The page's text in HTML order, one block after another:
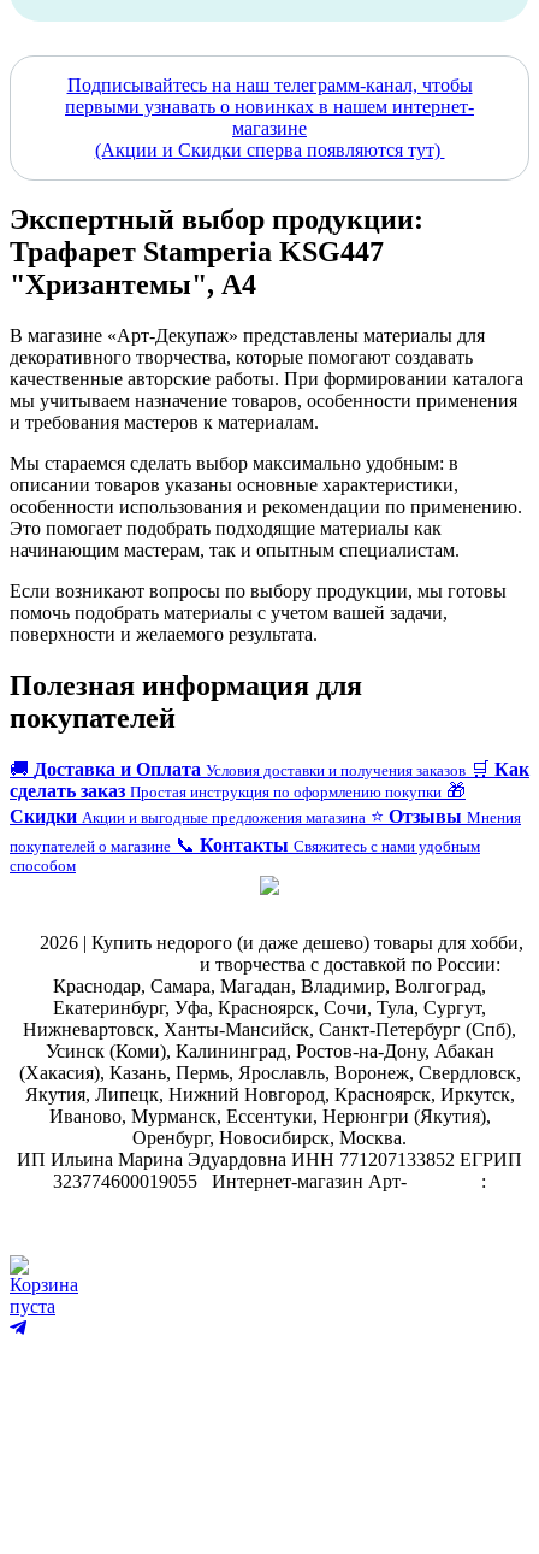
Подписывайтесь на наш телеграмм-канал, чтобы
первыми узнавать о новинках в нашем интернет-
магазине
(Акции и Скидки сперва появляются тут)
Экспертный выбор продукции:
Трафарет Stamperia KSG447
"Хризантемы", А4
В магазине «Арт-Декупаж» представлены материалы для
декоративного творчества, которые помогают создавать
качественные авторские работы. При формировании каталога
мы учитываем назначение товаров, особенности применения
и требования мастеров к материалам.
Мы стараемся сделать выбор максимально удобным: в
описании товаров указаны основные характеристики,
особенности использования и рекомендации по применению.
Это помогает подобрать подходящие материалы как
начинающим мастерам, так и опытным специалистам.
Если возникают вопросы по выбору продукции, мы готовы
помочь подобрать материалы с учетом вашей задачи,
поверхности и желаемого результата.
Полезная информация для
покупателей
🚚 Доставка и Оплата Условия доставки и получения заказов 🛒 Как
сделать заказ Простая инструкция по оформлению покупки 🎁
Скидки Акции и выгодные предложения магазина ⭐ Отзывы Мнения
покупателей о магазине 📞 Контакты Свяжитесь с нами удобным
способом
2026 | Купить недорого (и даже дешево) товары для хобби,
и творчества с доставкой по России:
Краснодар, Самара, Магадан, Владимир, Волгоград,
Екатеринбург, Уфа, Красноярск, Сочи, Тула, Сургут,
Нижневартовск, Ханты-Мансийск, Санкт-Петербург (Спб),
Усинск (Коми), Калининград, Ростов-на-Дону, Абакан
(Хакасия), Казань, Пермь, Ярославль, Воронеж, Свердловск,
Якутия, Липецк, Нижний Новгород, Красноярск, Иркутск,
Иваново, Мурманск, Ессентуки, Нерюнгри (Якутия),
Оренбург, Новосибирск, Москва.
ИП Ильина Марина Эдуардовна ИНН 771207133852 ЕГРИП
323774600019055
Интернет-магазин Арт-
:
Корзина
пуста